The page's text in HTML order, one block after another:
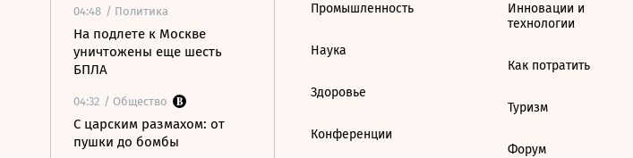
04:48 / Политика
На подлете к Москве
уничтожены еще шесть
БПЛА
04:32 / Общество
С царским размахом: от
пушки до бомбы
Промышленность
Наука
Здоровье
Конференции
Инновации и
технологии
Как потратить
Туризм
Форум